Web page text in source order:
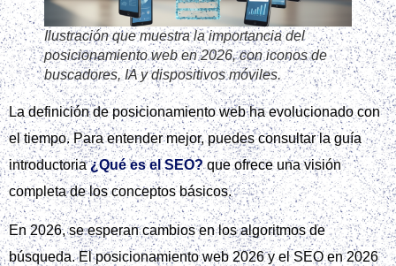
Ilustración que muestra la importancia del
posicionamiento web en 2026, con iconos de
buscadores, IA y dispositivos móviles.
La definición de posicionamiento web ha evolucionado con
el tiempo. Para entender mejor, puedes consultar la guía
introductoria¿Qué es el SEO?que ofrece una visión
completa de los conceptos básicos.
En 2026, se esperan cambios en los algoritmos de
búsqueda. El posicionamiento web 2026 y el SEO en 2026